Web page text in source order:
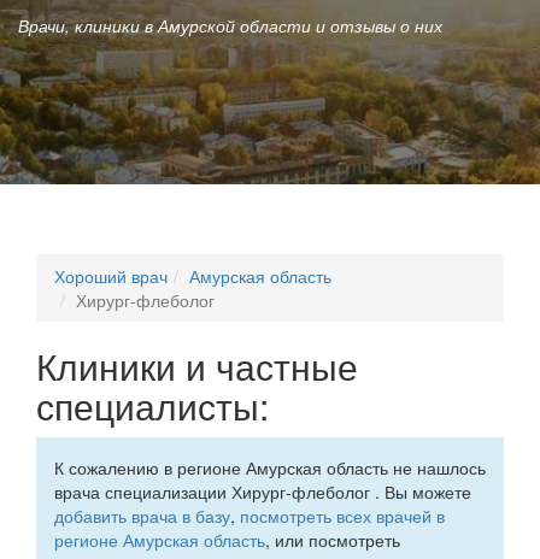
Врачи, клиники в Амурской области и отзывы о них
Хороший врач
Амурская область
Хирург-флеболог
Клиники и частные
специалисты:
К сожалению в регионе Амурская область не нашлось
врача специализации Хирург-флеболог . Вы можете
добавить врача в базу, посмотреть всех врачей в
регионе Амурская область, или посмотреть